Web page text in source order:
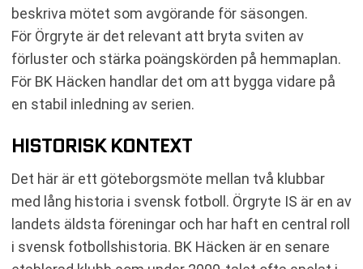
beskriva mötet som avgörande för säsongen.
För Örgryte är det relevant att bryta sviten av
förluster och stärka poängskörden på hemmaplan.
För BK Häcken handlar det om att bygga vidare på
en stabil inledning av serien.
HISTORISK KONTEXT
Det här är ett göteborgsmöte mellan två klubbar
med lång historia i svensk fotboll. Örgryte IS är en av
landets äldsta föreningar och har haft en central roll
i svensk fotbollshistoria. BK Häcken är en senare